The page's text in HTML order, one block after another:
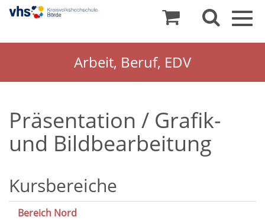
Arbeit, Beruf, EDV
Präsentation / Grafik-
und Bildbearbeitung
Kursbereiche
Bereich Nord